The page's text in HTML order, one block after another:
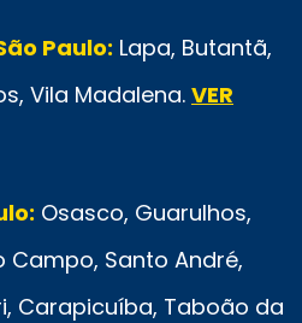
Paulo: Lapa, Butantã,
Vila Madalena. VER
Osasco, Guarulhos,
Campo, Santo André,
Carapicuíba, Taboão da